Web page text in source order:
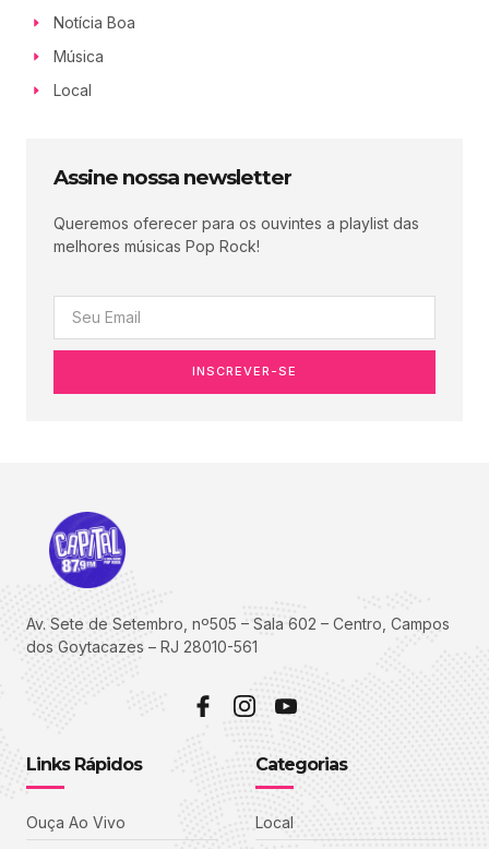
Notícia Boa
Música
Local
Assine nossa newsletter
Queremos oferecer para os ouvintes a playlist das
melhores músicas Pop Rock!
INSCREVER-SE
Av. Sete de Setembro, nº505 – Sala 602 – Centro, Campos
dos Goytacazes – RJ 28010-561
Links Rápidos
Ouça Ao Vivo
Categorias
Local